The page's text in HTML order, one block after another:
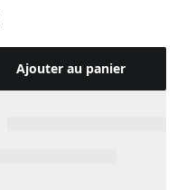
Ajouter au panier